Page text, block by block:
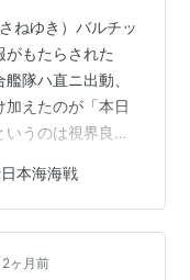
ねゆき）バルチッ
がもたらされた
隊ハ直ニ出動、
えたのが「本日
うのは視界良好
されている。
層奮励努力セヨ」
れた。この旗は本
持つ信号にすぎ
日本海海戦
2ヶ月前